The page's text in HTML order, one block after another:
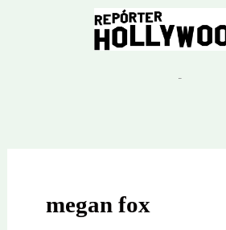
megan fox